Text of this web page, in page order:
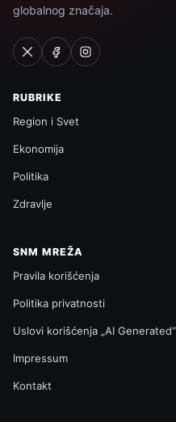
globalnog značaja.
RUBRIKE
Region i Svet
Ekonomija
Politika
Zdravlje
SNM MREŽA
Pravila korišćenja
Politika privatnosti
Uslovi korišćenja „AI
Impressum
Kontakt